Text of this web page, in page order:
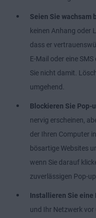
Seien Sie wachsam
keinen Anhang oder
dass er
E-Mail oder eine
Sie nicht damit.
umgehend.
Blockieren Sie Pop-
nervig erscheinen,
der Ihren Computer
bösartige Websites
wenn Sie darauf
zuverlässigen Pop-
Installieren Sie eine
und Ihr Netzwerk